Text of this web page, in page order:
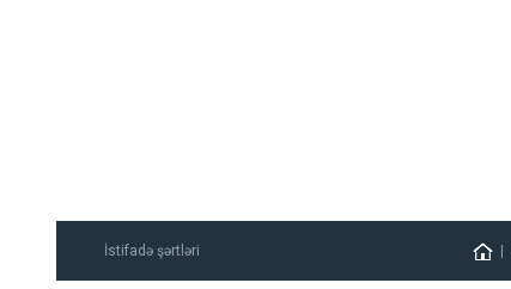
İstifadə şərtləri